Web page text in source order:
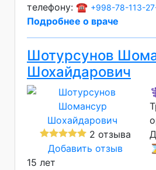
телефону: ☎️ +998-78-113-
Подробнее о враче
Шотурсунов
Шохайдарович
2 отзыва
Добавить отзыв
15 лет